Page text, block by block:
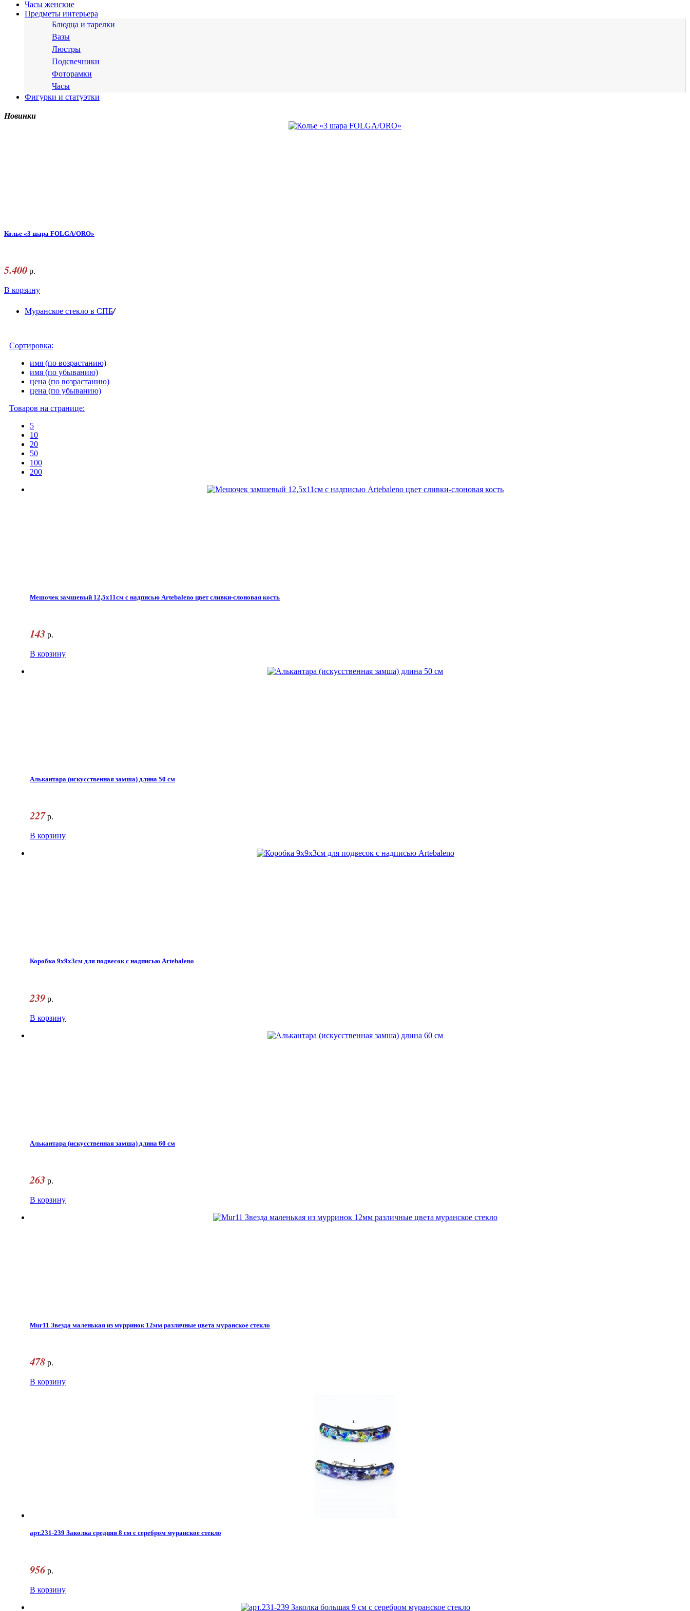
Часы женские
Предметы интерьера
Блюдца и тарелки
Вазы
Люстры
Подсвечники
Фоторамки
Часы
Фигурки и статуэтки
Новинки
Колье «3 шара FOLGA/ORO»
5.400 р.
В корзину
Муранское стекло в СПБ/
Сортировка:
имя (по возрастанию)
имя (по убыванию)
цена (по возрастанию)
цена (по убыванию)
Товаров на странице:
5
10
20
50
100
200
Мешочек замшевый 12,5х11см с надписью Artebaleno цвет сливки-слоновая кость
143 р.
В корзину
Алькантара (искусственная замша) длина 50 см
227 р.
В корзину
Коробка 9х9х3см для подвесок с надписью Artebaleno
239 р.
В корзину
Алькантара (искусственная замша) длина 60 см
263 р.
В корзину
Mur11 Звезда маленькая из мурринок 12мм различные цвета муранское стекло
478 р.
В корзину
арт.231-239 Заколка средняя 8 см с серебром муранское стекло
956 р.
В корзину